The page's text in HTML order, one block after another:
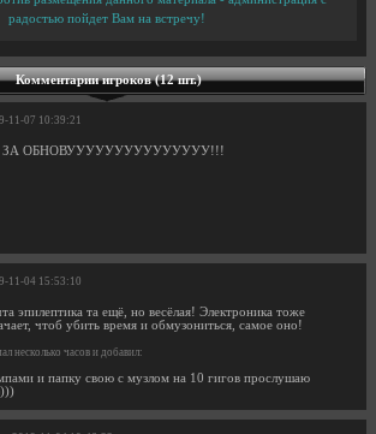
радостью пойдет Вам на встречу!
Комментарии игроков (12 шт.)
11-07 10:39:21
ЗА ОБНОВУУУУУУУУУУУУУУУ!!!
11-04 15:53:10
эпилептика та ещё, но весёлая! Электроника тоже
чтоб убить время и обмузониться, самое оно!
несколько часов и добавил:
и папку свою с музлом на 10 гигов прослушаю